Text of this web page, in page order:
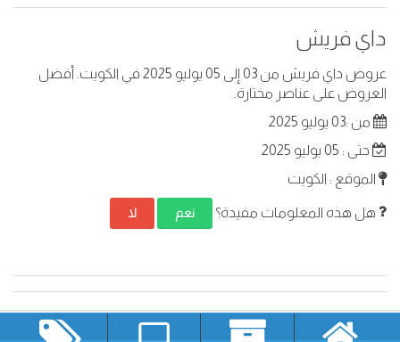
داي فريش
عروض داي فريش من 03 إلى 05 يوليو 2025 في الكويت. أفضل
العروض على عناصر مختارة.
من :03 يوليو 2025
حتى : 05 يوليو 2025
الموقع : الكويت
هل هذه المعلومات مفيدة؟ نعم لا